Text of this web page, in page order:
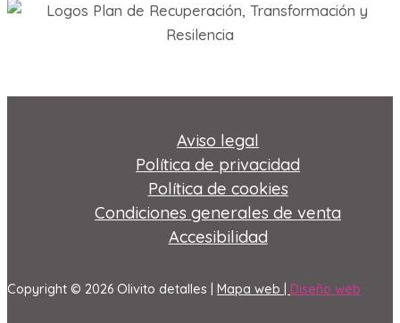
Aviso legal
Política de privacidad
Política de cookies
Condiciones generales de venta
Accesibilidad
Copyright © 2026 Olivito detalles | Mapa web | Diseño web